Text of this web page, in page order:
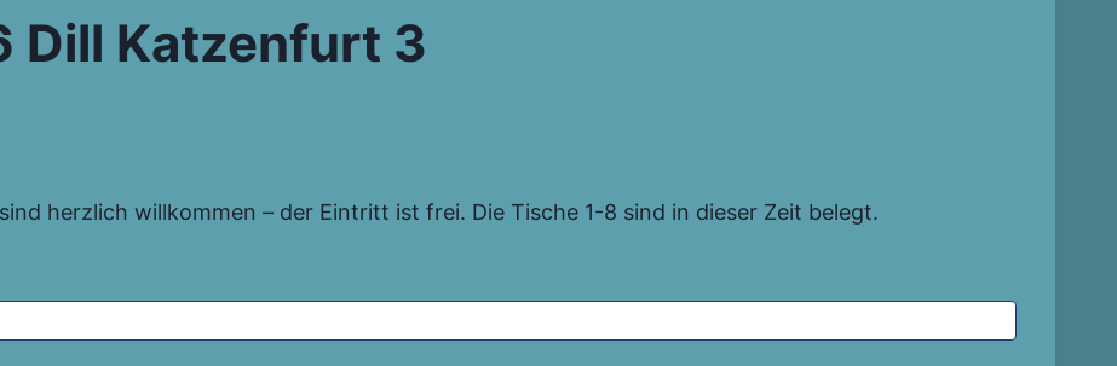
Dill Katzenfurt 3
herzlich willkommen – der Eintritt ist frei. Die Tische 1-8 sind in dieser Zeit belegt.